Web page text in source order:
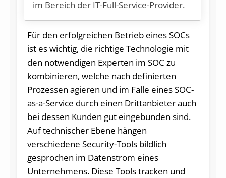
im Be­reich der IT-Full-Service-Provider.
Für den erfolgreichen Betrieb eines SOCs
ist es wichtig, die richtige Technologie mit
den notwendigen Experten im SOC zu
kombinieren, welche nach definierten
Prozessen agieren und im Falle eines SOC-
as-a-Service durch einen Drittanbieter auch
bei dessen Kunden gut eingebunden sind.
Auf technischer Ebene hängen
verschiedene Security-Tools bildlich
gesprochen im Datenstrom eines
Unternehmens. Diese Tools tracken und